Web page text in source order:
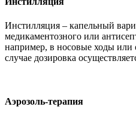
Инстилляция – капельный
медикаментозного или
например, в носовые ходы или
случае дозировка
Аэрозоль-терапия